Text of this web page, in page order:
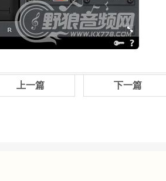
上一篇 下一篇